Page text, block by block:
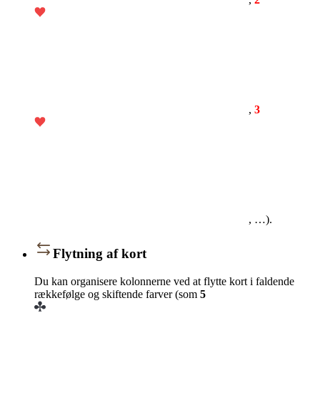
, 3
, …).
Flytning af kort
Du kan organisere kolonnerne ved at flytte kort i faldende
rækkefølge og skiftende farver (som 5